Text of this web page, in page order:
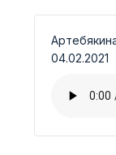
04.02.2021